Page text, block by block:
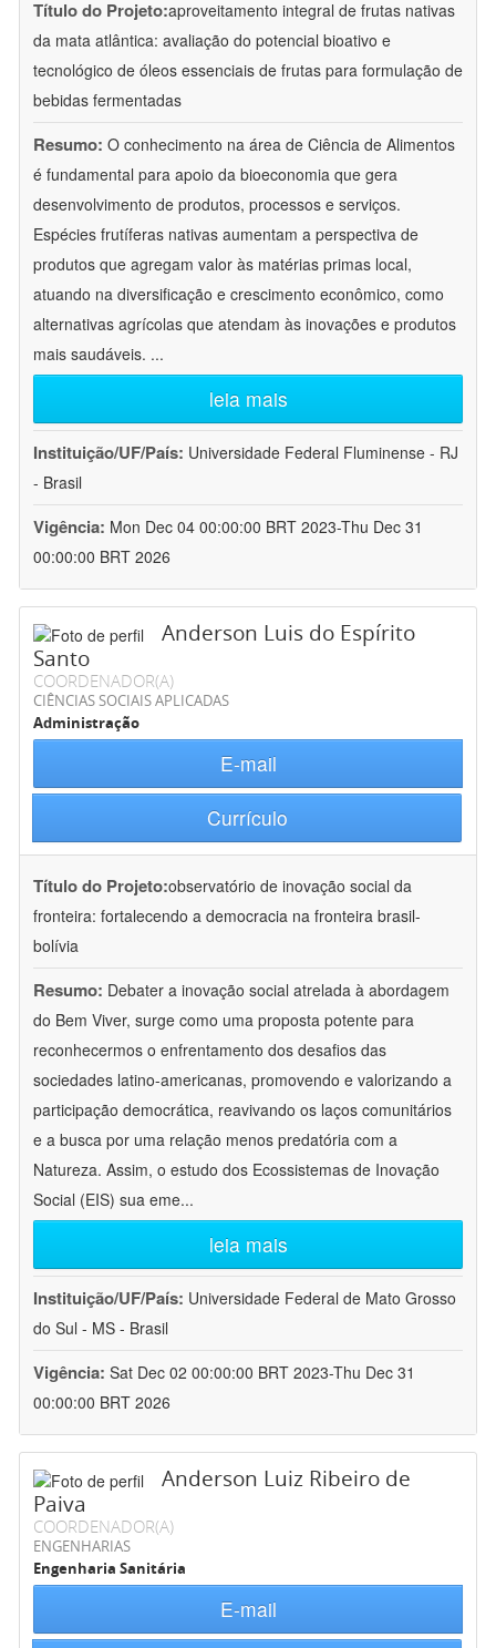
Título do Projeto:aproveitamento integral de frutas nativas
da mata atlântica: avaliação do potencial bioativo e
tecnológico de óleos essenciais de frutas para formulação de
bebidas fermentadas
Resumo: O conhecimento na área de Ciência de Alimentos
é fundamental para apoio da bioeconomia que gera
desenvolvimento de produtos, processos e serviços.
Espécies frutíferas nativas aumentam a perspectiva de
produtos que agregam valor às matérias primas local,
atuando na diversificação e crescimento econômico, como
alternativas agrícolas que atendam às inovações e produtos
mais saudáveis. ...
leia mais
Instituição/UF/País: Universidade Federal Fluminense - RJ
- Brasil
Vigência: Mon Dec 04 00:00:00 BRT 2023-Thu Dec 31
00:00:00 BRT 2026
Anderson Luis do Espírito
Santo
COORDENADOR(A)
CIÊNCIAS SOCIAIS APLICADAS
Administração
E-mail
Currículo
Título do Projeto:observatório de inovação social da
fronteira: fortalecendo a democracia na fronteira brasil-
bolívia
Resumo: Debater a inovação social atrelada à abordagem
do Bem Viver, surge como uma proposta potente para
reconhecermos o enfrentamento dos desafios das
sociedades latino-americanas, promovendo e valorizando a
participação democrática, reavivando os laços comunitários
e a busca por uma relação menos predatória com a
Natureza. Assim, o estudo dos Ecossistemas de Inovação
Social (EIS) sua eme...
leia mais
Instituição/UF/País: Universidade Federal de Mato Grosso
do Sul - MS - Brasil
Vigência: Sat Dec 02 00:00:00 BRT 2023-Thu Dec 31
00:00:00 BRT 2026
Anderson Luiz Ribeiro de
Paiva
COORDENADOR(A)
ENGENHARIAS
Engenharia Sanitária
E-mail